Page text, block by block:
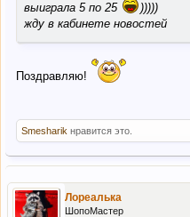
выиграла 5 по 25
)))))
жду в кабинете новостей
Поздравляю!
Smesharik нравится это.
Лореалька
ШопоМастер